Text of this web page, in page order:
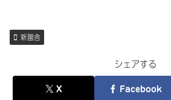
新園舎
シェアする
X Facebook